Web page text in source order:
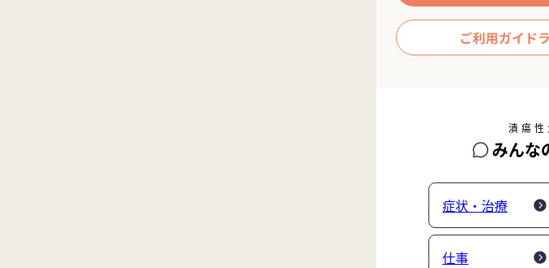
潰瘍性
みんな
症状・治療
仕事